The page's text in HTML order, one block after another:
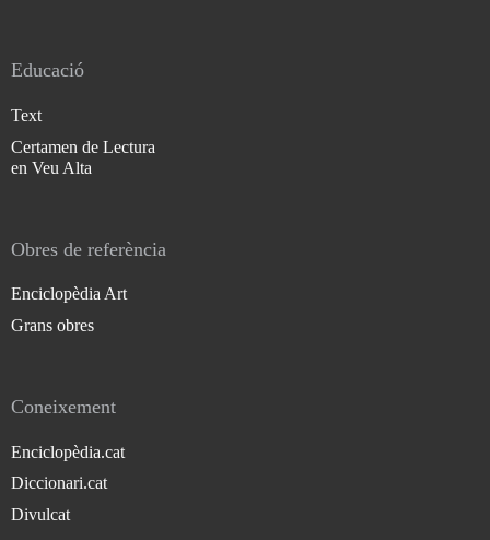
Educació
Text
Certamen de Lectura
en Veu Alta
Obres de referència
Enciclopèdia Art
Grans obres
Coneixement
Enciclopèdia.cat
Diccionari.cat
Divulcat